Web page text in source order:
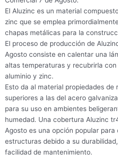
El Aluzinc es un material
zinc que se emplea
chapas metálicas para la
El proceso de producción de
Agosto consiste en calentar una
altas temperaturas y recubrirla
aluminio y zinc.
Esto da al material propiedades de
superiores a las del acero
para su uso en ambientes
humedad. Una cobertura Aluzinc
Agosto es una opción popular
estructuras debido a su
facilidad de mantenimiento.